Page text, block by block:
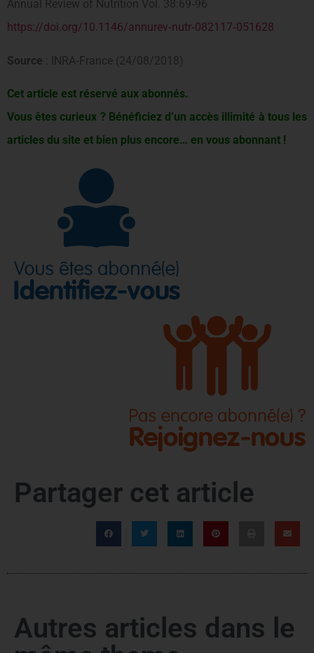
Annual Review of Nutrition Vol. 38:69‐96
https://doi.org/10.1146/annurev‐nutr‐082117‐051628
Source : INRA‐France (24/08/2018)
Cet article est réservé aux abonnés.
Vous êtes curieux ? Bénéficiez d’un accès illimité à tous les
articles du site et bien plus encore… en vous abonnant !
Partager cet article
Autres articles dans le